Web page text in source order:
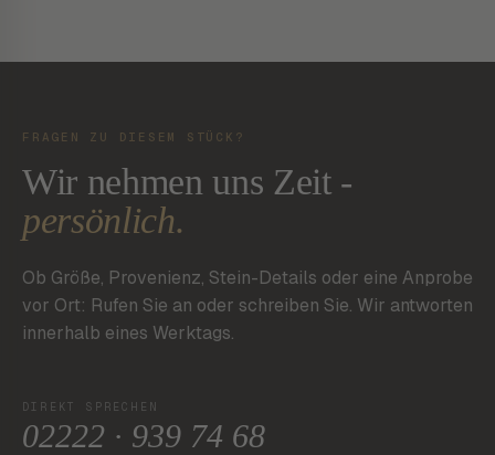
FRAGEN ZU DIESEM STÜCK?
Wir nehmen uns Zeit -
persönlich.
Ob Größe, Provenienz, Stein-Details oder eine Anprobe
vor Ort: Rufen Sie an oder schreiben Sie. Wir antworten
innerhalb eines Werktags.
DIREKT SPRECHEN
02222 · 939 74 68